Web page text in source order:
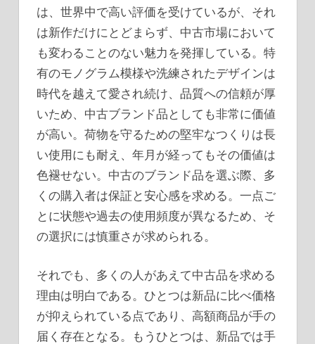
は、世界中で高い評価を受けているが、それ
は新作だけにとどまらず、中古市場において
も変わることのない魅力を発揮している。 特
有のモノグラム模様や洗練されたデザインは
時代を越えて愛され続け、品質への信頼が厚
いため、中古ブランド品としても非常に価値
が高い。荷物を守るための堅牢なつくりは長
い使用にも耐え、年月が経ってもその価値は
色褪せない。中古のブランド品を選ぶ際、多
くの購入者は保証と安心感を求める。一点ご
とに状態や過去の使用頻度が異なるため、そ
の選択には慎重さが求められる。
それでも、多くの人があえて中古品を求める
理由は明白である。ひとつは新品に比べ価格
が抑えられている点であり、高額商品が手の
届く存在となる。もうひとつは、新品では手